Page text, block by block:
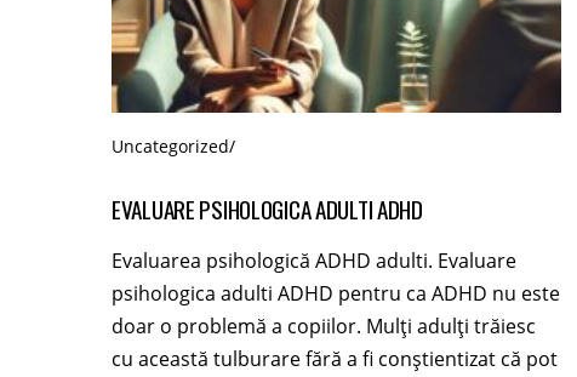
Uncategorized/
EVALUARE PSIHOLOGICA ADULTI ADHD
Evaluarea psihologică ADHD adulti. Evaluare
psihologica adulti ADHD pentru ca ADHD nu este
doar o problemă a copiilor. Mulți adulți trăiesc
cu această tulburare fără a fi conștientizat că pot